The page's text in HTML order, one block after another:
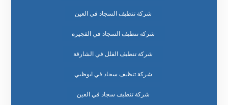
شركة تنظيف السجاد في العين
شركة تنظيف السجاد في الفجيرة
شركة تنظيف الفلل في الشارقة
شركة تنظيف سجاد في ابوظبي
شركة تنظيف سجاد في العين